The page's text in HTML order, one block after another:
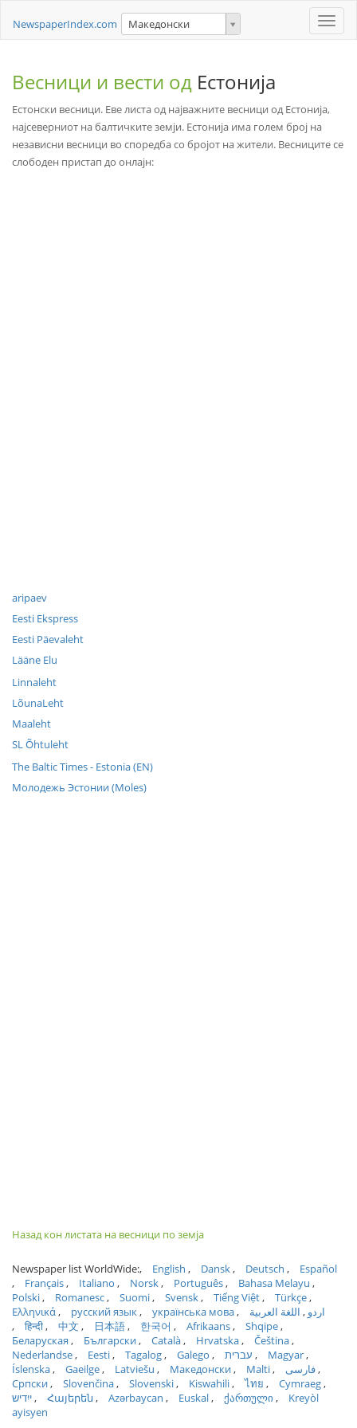
Toggle
NewspaperIndex.com Македонски
Весници и вести од Естонија
Естонски весници. Еве листа од најважните весници од Естонија,
најсеверниот на балтичките земји. Естонија има голем број на
независни весници во споредба со бројот на жители. Весниците се
слободен пристап до онлајн:
aripaev
Eesti Ekspress
Eesti Päevaleht
Lääne Elu
Linnaleht
LõunaLeht
Maaleht
SL Õhtuleht
The Baltic Times - Estonia (EN)
Молодежь Эстонии (Moles)
Назад кон листата на весници по земја
Newspaper list WorldWide: English Dansk Deutsch
Español
Français
Italiano Norsk Português
Bahasa Melayu
Polski
Romanesc Suomi Svensk Tiếng Việt
Türkçe
Ελληνικά
русский язык українська мова اردو
اللغة العربية
हिन्दी
中文 日本語 한국어 Afrikaans
Shqipe
Беларуская
Български Català Hrvatska
Čeština
Nederlandse
Eesti Tagalog Galego עברית
Magyar
Íslenska
Gaeilge Latviešu Македонски Malti
فارسی
Српски
Slovenčina Slovenski Kiswahili ไทย
Cymraeg
ייִדיש
Հայերեն Azərbaycan Euskal ქართული
Kreyòl
ayisyen